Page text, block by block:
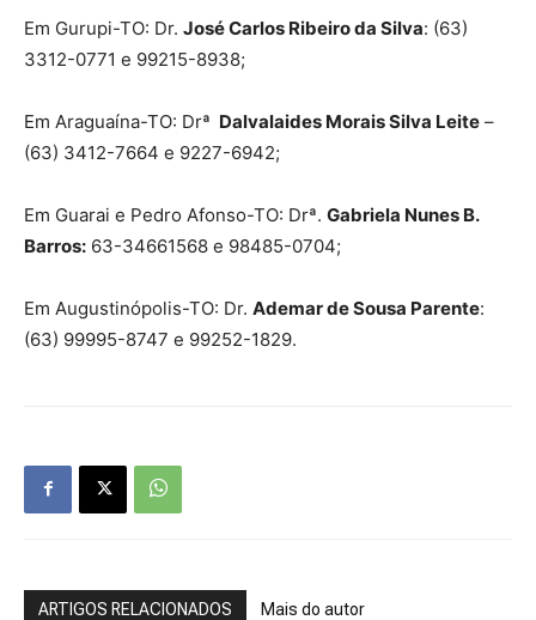
Em Gurupi-TO: Dr. José Carlos Ribeiro da Silva: (63)
3312-0771 e 99215-8938;
Em Araguaína-TO: Drª Dalvalaides Morais Silva Leite –
(63) 3412-7664 e 9227-6942;
Em Guarai e Pedro Afonso-TO: Drª. Gabriela Nunes B.
Barros: 63-34661568 e 98485-0704;
Em Augustinópolis-TO: Dr. Ademar de Sousa Parente:
(63) 99995-8747 e 99252-1829.
ARTIGOS RELACIONADOS Mais do autor